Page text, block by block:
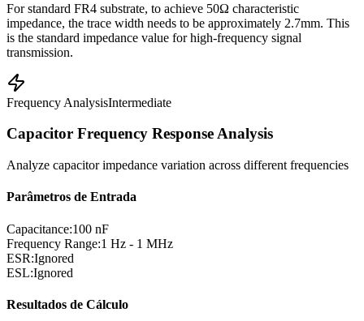
For standard FR4 substrate, to achieve 50Ω characteristic
impedance, the trace width needs to be approximately 2.7mm. This
is the standard impedance value for high-frequency signal
transmission.
Frequency AnalysisIntermediate
Capacitor Frequency Response Analysis
Analyze capacitor impedance variation across different frequencies
Parâmetros de Entrada
Capacitance:100 nF
Frequency Range:1 Hz - 1 MHz
ESR:Ignored
ESL:Ignored
Resultados de Cálculo